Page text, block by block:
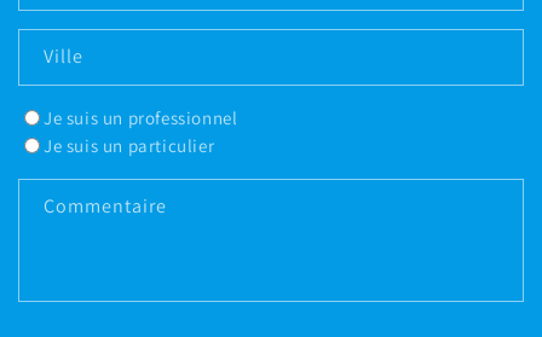
Ville
Je suis un professionnel
Je suis un particulier
Commentaire